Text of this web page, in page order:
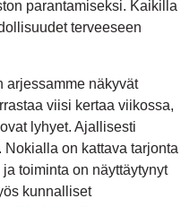
parantamiseksi. Kaikilla
terveeseen
arjessamme näkyvät
viisi kertaa viikossa,
lyhyet. Ajallisesti
on kattava tarjonta
toiminta on näyttäytynyt
kunnalliset